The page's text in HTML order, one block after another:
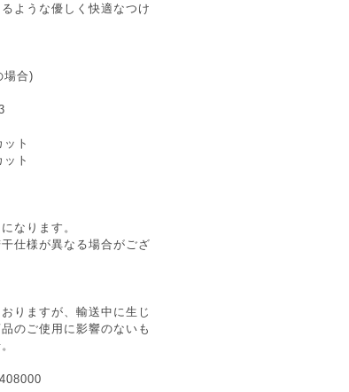
ような優しく快適なつけ
場合)
ト
ト
なります。
仕様が異なる場合がござ
りますが、輸送中に生じ
のご使用に影響のないも